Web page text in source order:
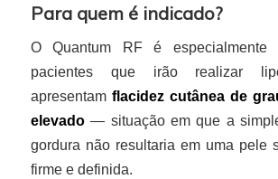
Para quem é indicado?
O Quantum RF é especialmente
pacientes que irão realizar
apresentam flacidez cutânea de
elevado— situação em que a
gordura não resultaria em uma pele
firme e definida.